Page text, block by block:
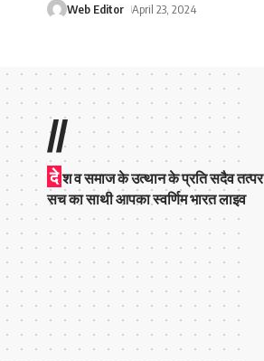
Web Editor April 23, 2024
//
दे श व समाज के उत्थान के प्रति सदैव तत्पर
सच का साथी आपका स्वर्णिम भारत लाइव